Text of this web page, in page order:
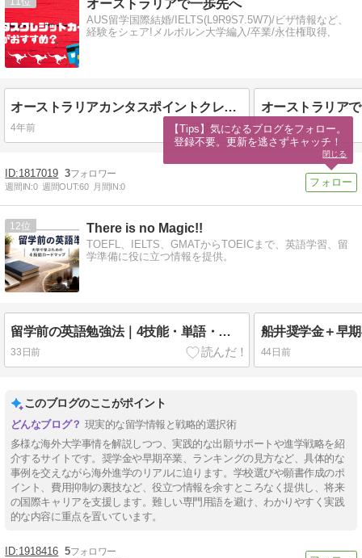
オーストラリアで一歩先へ
AUS留学国際結婚/IELTS(L9R9S7.5W7)/ビザ情報など、
経験をシェア!メルボルン大学編入/卒業/永住権取得,
オーストラリアカンタスポイントクレジットカード個人的ランキング
4年前 4年前
1817019 3
週間IN:0 週間OUT:60 月間IN:0
12 There is no Magic!!
TOEFL、IELTS、GMATからTOEICまで、英語学習、留
学準備に役に立つ情報を提供。
留学前の英語勉強法｜4技能・単語・文法までの準備ロードマップ
33日前 44日前
このブログのここがポイント
現実的な留学情報と戦略的選択術
多様な海外大学事情を解説しつつ、実践的な出願サポートや進学戦略を紹
介するサイトです。奨学金や早期卒業、ランキングの見方など、具体的な
事例を交えながら海外進学のリアルに迫ります。学校選びや願書作成のポ
イント、費用抑制の裏技など、役立つ情報を余すところなく提供し、将来
の国際キャリアを支援します。難しい専門用語を避け、わかりやすく実践
的な内容に重点を置いています。
1918416 5
【Tips】気になるブログをフォロー。
登録不要。更新を逃さずキャッチ！
閉じる